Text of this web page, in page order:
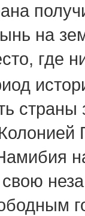
на
где
страны